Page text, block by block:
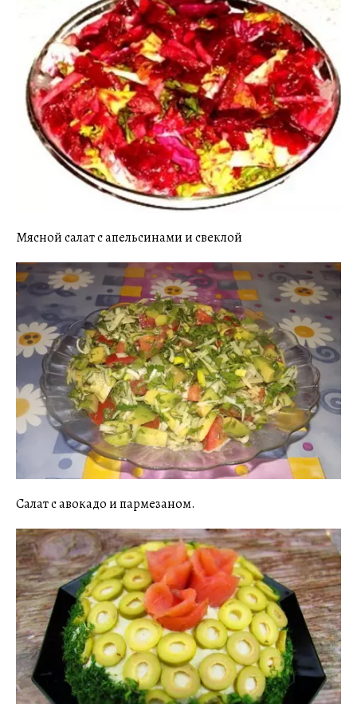
Мясной салат с апельсинами и свеклой
Салат с авокадо и пармезаном.